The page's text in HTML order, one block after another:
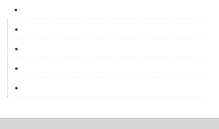
关于“广西洪灾紧急救援行动”募捐进展的公...
关于“广西洪灾紧急救援行动”募捐进展的公...
关于“广西洪灾紧急救援行动”募捐进展的公...
山海同心育未来！科大讯飞联合免费午餐基金...
关于“广西洪灾紧急救援行动”募捐进展的公...